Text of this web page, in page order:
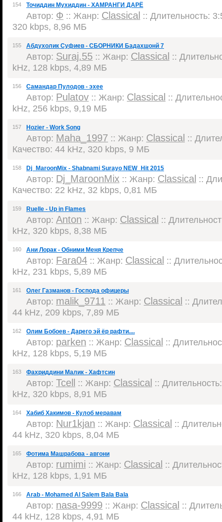
154 Точиддин Мухиддин - ХАМРАНГИ ДАРЁ
Автор: Ф :: Жанр: Classical :: Длительность:
320 kbps, 8,96 МБ
155 Абдухолик Суфиев - СБОРНИКИ Бадахшонй 7
Автор: Suraj.55 :: Жанр: Classical ::
kHz, 128 kbps, 4,89 МБ
156 Самандар Пулодов - эхее
Автор: Pulatov :: Жанр: Classical ::
kHz, 256 kbps, 9,19 МБ
157 Hozier - Work Song
Автор: Maha_1997 :: Жанр: Classical ::
Качество: 44 kHz, 320 kbps, 9 МБ
158 Dj_MaroonMix - Shabnami Surayo NEW_Hit 2015
Автор: Dj_MaroonMix :: Жанр: Classical ::
Качество: 22 kHz, 32 kbps, 0,81 МБ
159 Ruelle - Up in Flames
Автор: Anton :: Жанр: Classical ::
kHz, 320 kbps, 8,38 МБ
160 Ани Лорак - Обними Меня Крепче
Автор: Fara04 :: Жанр: Classical ::
kHz, 231 kbps, 5,89 МБ
161 Олег Газманов - Господа офицеры
Автор: malik_9711 :: Жанр: Classical ::
44 kHz, 209 kbps, 7,89 МБ
162 Олим Бобоев - Дарего эй ёр рафти....
Автор: parken :: Жанр: Classical ::
kHz, 128 kbps, 5,19 МБ
163 Фахриддини Малик - Хафтсин
Автор: Tcell :: Жанр: Classical ::
kHz, 320 kbps, 8,91 МБ
164 Хабиб Хакимов - Кулоб меравам
Автор: Nur1kjan :: Жанр: Classical ::
44 kHz, 320 kbps, 8,04 МБ
165 Фотима Машрабова - авгони
Автор: rumimi :: Жанр: Classical ::
kHz, 128 kbps, 1,91 МБ
166 Arab - Mohamed Al Salem Bala Bala
Автор: nasa-9999 :: Жанр: Classical ::
44 kHz, 128 kbps, 4,91 МБ